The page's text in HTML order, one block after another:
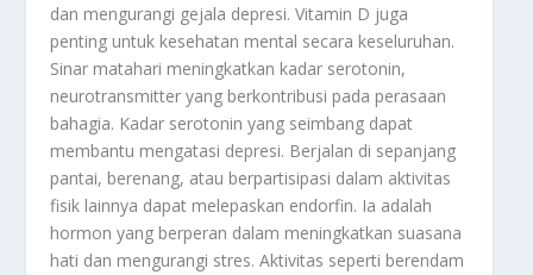
dan mengurangi gejala depresi. Vitamin D juga
penting untuk kesehatan mental secara keseluruhan.
Sinar matahari meningkatkan kadar serotonin,
neurotransmitter yang berkontribusi pada perasaan
bahagia. Kadar serotonin yang seimbang dapat
membantu mengatasi depresi. Berjalan di sepanjang
pantai, berenang, atau berpartisipasi dalam aktivitas
fisik lainnya dapat melepaskan endorfin. Ia adalah
hormon yang berperan dalam meningkatkan suasana
hati dan mengurangi stres. Aktivitas seperti berendam